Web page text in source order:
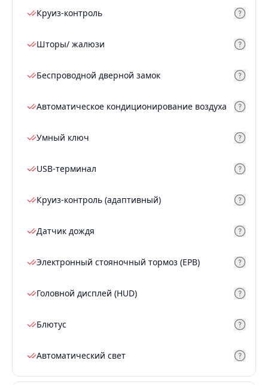
Круиз-контроль
Шторы/ жалюзи
Беспроводной дверной замок
Автоматическое кондиционирование воздуха
Умный ключ
USB-терминал
Круиз-контроль (адаптивный)
Датчик дождя
Электронный стояночный тормоз (EPB)
Головной дисплей (HUD)
Блютус
Автоматический свет